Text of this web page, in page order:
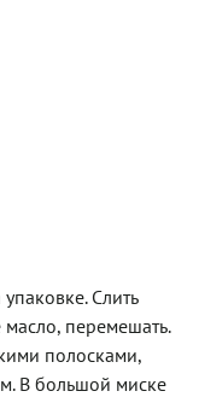
Слить
масло, перемешать.
полосками,
В большой миске